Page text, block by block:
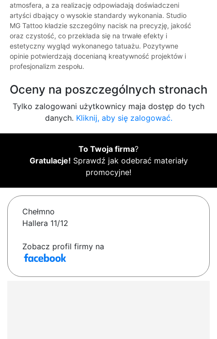
atmosfera, a za realizację odpowiadają doświadczeni
artyści dbający o wysokie standardy wykonania. Studio
MG Tattoo kładzie szczególny nacisk na precyzję, jakość
oraz czystość, co przekłada się na trwałe efekty i
estetyczny wygląd wykonanego tatuażu. Pozytywne
opinie potwierdzają docenianą kreatywność projektów i
profesjonalizm zespołu.
Oceny na poszczególnych stronach
Tylko zalogowani użytkownicy maja dostęp do tych
danych. Kliknij, aby się zalogować.
To Twoja firma?
Gratulacje! Sprawdź jak odebrać materiały
promocyjne!
Chełmno
Hallera 11/12
Zobacz profil firmy na